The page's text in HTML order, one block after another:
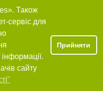
Також
сервіс для
сайту
Прийняти